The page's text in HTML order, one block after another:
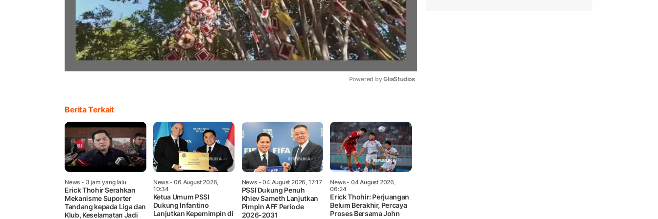
Powered by GliaStudios
Berita Terkait
News - 3 jam yang lalu
Erick Thohir Serahkan
Mekanisme Suporter
Tandang kepada Liga dan
Klub, Keselamatan Jadi
News- 06 August 2026,
10:34
Ketua Umum PSSI
Dukung Infantino
Lanjutkan Kepemimpin di
News- 04 August 2026, 17:17
PSSI Dukung Penuh
Khiev Sameth Lanjutkan
Pimpin AFF Periode
2026-2031
News- 04 August 2026,
06:24
Erick Thohir: Perjuangan
Belum Berakhir, Percaya
Proses Bersama John